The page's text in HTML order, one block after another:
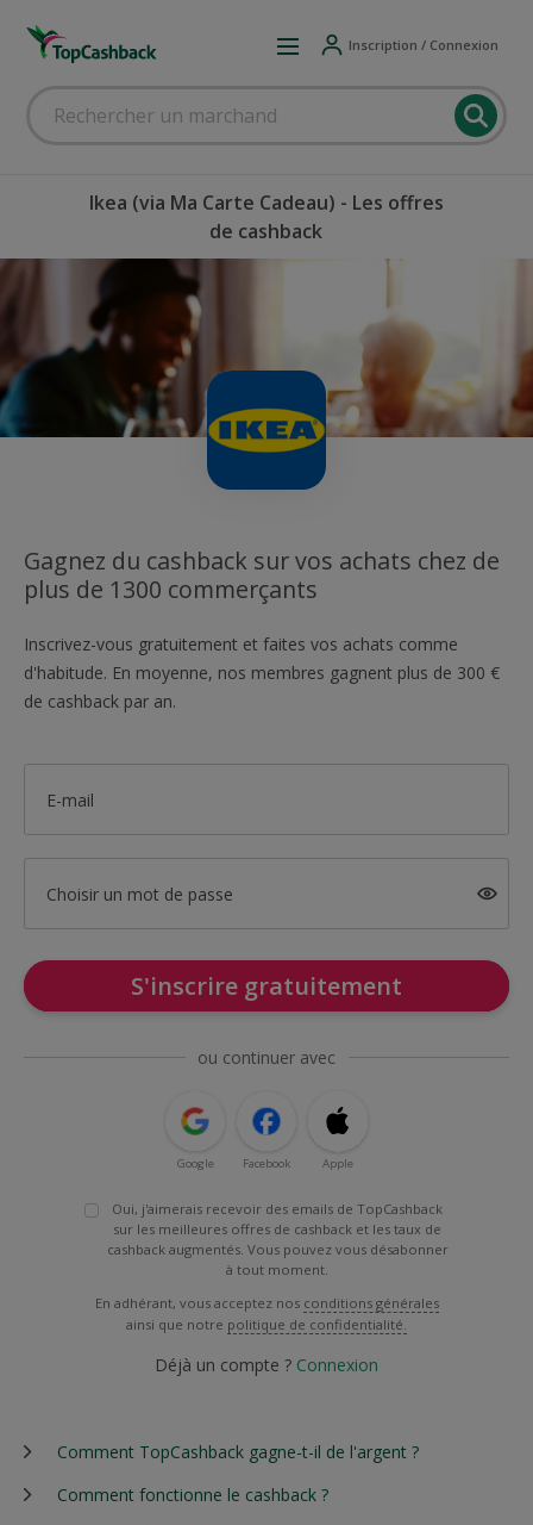
Inscription / Connexion
Ikea (via Ma Carte Cadeau) - Les offres
de cashback
Gagnez du cashback sur vos achats chez de
plus de 1300 commerçants
Inscrivez-vous gratuitement et faites vos achats comme
d'habitude. En moyenne, nos membres gagnent plus de 300 €
de cashback par an.
E-mail
Choisir un mot de passe
S'inscrire gratuitement
ou continuer avec
Google Facebook Apple
Oui, j'aimerais recevoir des emails de TopCashback
sur les meilleures offres de cashback et les taux de
cashback augmentés. Vous pouvez vous désabonner
à tout moment.
En adhérant, vous acceptez nos conditions générales
ainsi que notre politique de confidentialité.
Déjà un compte ? Connexion
Comment TopCashback gagne-t-il de l'argent ?
Comment fonctionne le cashback ?